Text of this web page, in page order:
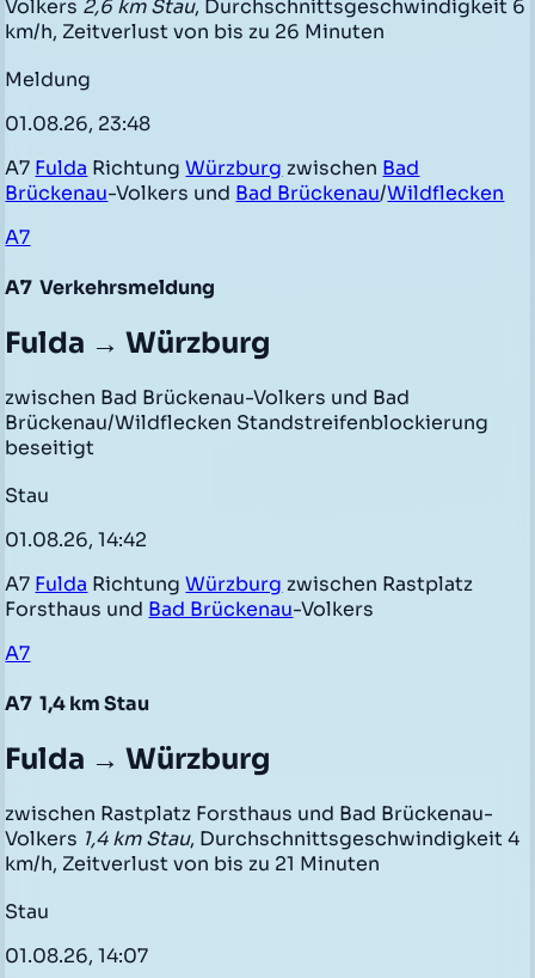
Volkers 2,6 km Stau, Durchschnittsgeschwindigkeit 6
km/h, Zeitverlust von bis zu 26 Minuten
Meldung
01.08.26, 23:48
A7 Fulda RichtungWürzburg zwischen Bad
Brückenau-Volkers und Bad Brückenau/Wildflecken
A7
A7 Verkehrsmeldung
Fulda → Würzburg
zwischen Bad Brückenau-Volkers und Bad
Brückenau/Wildflecken Standstreifenblockierung
beseitigt
Stau
01.08.26, 14:42
A7 Fulda RichtungWürzburg zwischen Rastplatz
Forsthaus und Bad Brückenau-Volkers
A7
A7 1,4 km Stau
Fulda → Würzburg
zwischen Rastplatz Forsthaus und Bad Brückenau-
Volkers 1,4 km Stau, Durchschnittsgeschwindigkeit 4
km/h, Zeitverlust von bis zu 21 Minuten
Stau
01.08.26, 14:07